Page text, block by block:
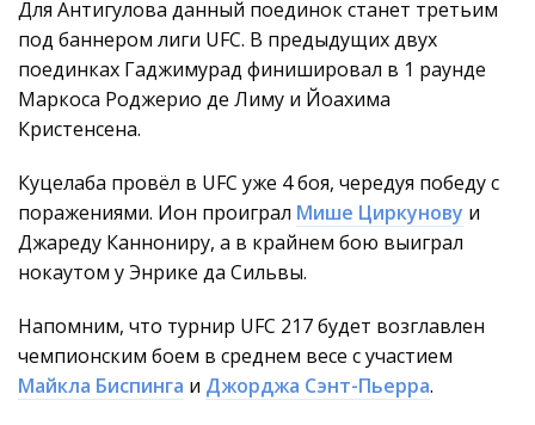
Для Антигулова данный поединок станет третьим
под баннером лиги UFC. В предыдущих двух
поединках Гаджимурад финишировал в 1 раунде
Маркоса Роджерио де Лиму и Йоахима
Кристенсена.
Куцелаба провёл в UFC уже 4 боя, чередуя победу с
поражениями. Ион проиграл Мише Циркунову и
Джареду Каннониру, а в крайнем бою выиграл
нокаутом у Энрике да Сильвы.
Напомним, что турнир UFC 217 будет возглавлен
чемпионским боем в среднем весе с участием
Майкла Биспинга и Джорджа Сэнт-Пьерра.